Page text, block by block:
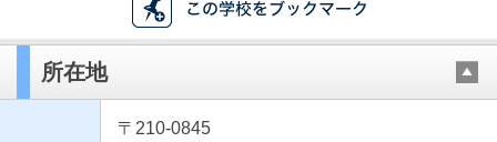
所在地
〒210-0845